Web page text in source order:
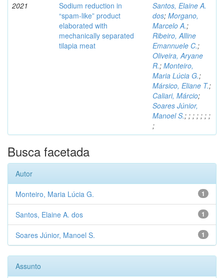
2021
Sodium reduction in
“spam-like” product
elaborated with
mechanically separated
tilapia meat
Santos, Elaine A.
dos; Morgano,
Marcelo A.;
Ribeiro, Alline
Emannuele C.;
Oliveira, Aryane
R.; Monteiro,
Maria Lúcia G.;
Mársico, Eliane T.;
Caliari, Márcio;
Soares Júnior,
Manoel S.; ; ; ; ; ; ;
;
Busca facetada
Autor
1
Monteiro, Maria Lúcia G.
1
Santos, Elaine A. dos
1
Soares Júnior, Manoel S.
Assunto